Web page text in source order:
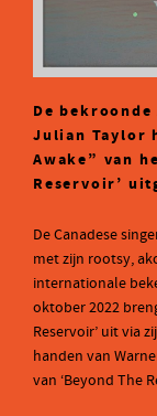
De
Julian Taylor
Awake” van
Reservoir’
De Canadese
met zijn rootsy,
internationale
oktober 2022
Reservoir’ uit via
handen van
van ‘Beyond The